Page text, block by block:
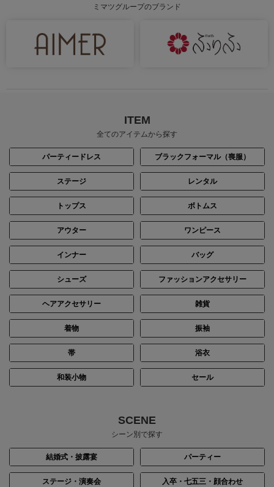
ミマツグループのブランド
ITEM
全てのアイテムから探す
パーティードレス ブラックフォーマル（喪服）
ステージ レンタル
トップス ボトムス
アウター ワンピース
インナー バッグ
シューズ ファッションアクセサリー
ヘアアクセサリー 雑貨
着物 振袖
帯 浴衣
和装小物 セール
SCENE
シーン別で探す
結婚式・披露宴 パーティー
ステージ・演奏会 入卒・七五三・顔合わせ